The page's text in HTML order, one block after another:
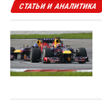
СТАТЬИ И АНАЛИТИКА